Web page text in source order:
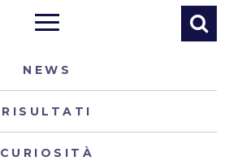
NEWS
RISULTATI
CURIOSITÀ